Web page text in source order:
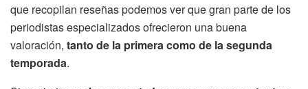
que recopilan reseñas podemos ver que gran parte de los
periodistas especializados ofrecieron una buena
valoración, tanto de la primera como de la segunda
temporada.